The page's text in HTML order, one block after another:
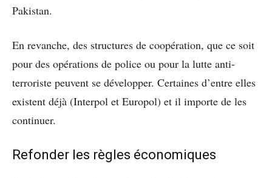
Pakistan.
En revanche, des structures de coopération, que ce soit
pour des opérations de police ou pour la lutte anti-
terroriste peuvent se développer. Certaines d’entre elles
existent déjà (Interpol et Europol) et il importe de les
continuer.
Refonder les règles économiques